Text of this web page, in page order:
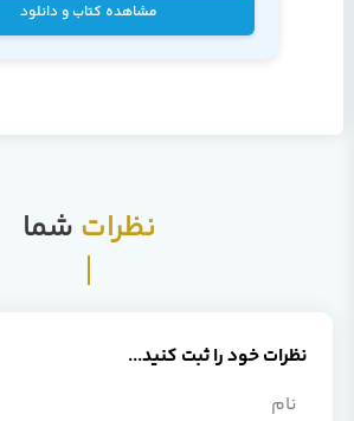
مشاهده کتاب و دانلود
نظرات شما
نظرات خود را ثبت کنید...
نام